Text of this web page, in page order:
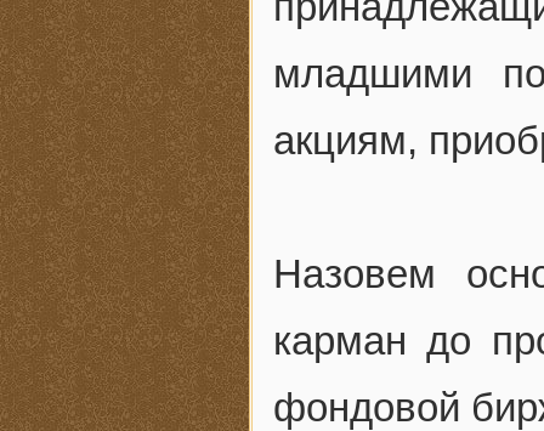
младшими
акциям,
Назовем
карман до
фондовой